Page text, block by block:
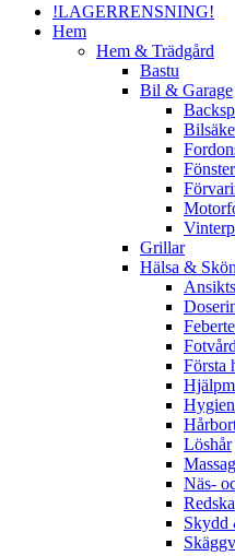
!LAGERRENSNING!
Hem
Hem & Trädgård
Bastu
Bil & Garage
Grillar
Hälsa &
Fotvård
Första
Hygien
Löshår
Näs-
Skydd